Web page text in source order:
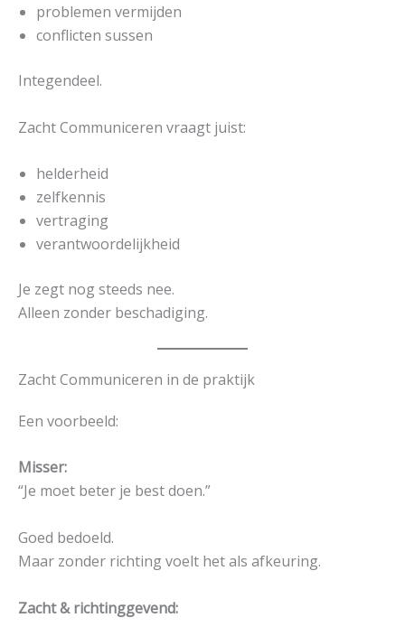
problemen vermijden
conflicten sussen
Integendeel.
Zacht Communiceren vraagt juist:
helderheid
zelfkennis
vertraging
verantwoordelijkheid
Je zegt nog steeds nee.
Alleen zonder beschadiging.
Zacht Communiceren in de praktijk
Een voorbeeld:
Misser:
“Je moet beter je best doen.”
Goed bedoeld.
Maar zonder richting voelt het als afkeuring.
Zacht & richtinggevend: